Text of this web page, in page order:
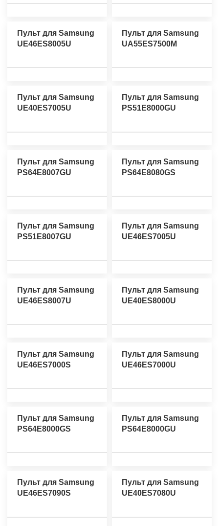
Пульт для Samsung
UE46ES8005U
Пульт для Samsung
UA55ES7500M
Пульт для Samsung
UE40ES7005U
Пульт для Samsung
PS51E8000GU
Пульт для Samsung
PS64E8007GU
Пульт для Samsung
PS64E8080GS
Пульт для Samsung
PS51E8007GU
Пульт для Samsung
UE46ES7005U
Пульт для Samsung
UE46ES8007U
Пульт для Samsung
UE40ES8000U
Пульт для Samsung
UE46ES7000S
Пульт для Samsung
UE46ES7000U
Пульт для Samsung
PS64E8000GS
Пульт для Samsung
PS64E8000GU
Пульт для Samsung
UE46ES7090S
Пульт для Samsung
UE40ES7080U